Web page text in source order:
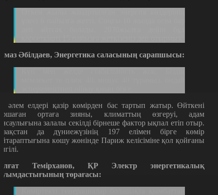
Әбілдаев, Энергетика саласының сарапшысы:
әлем елдері қазір көмірден бас тартып жатыр. Өйткені
ортаға зияны, климаттың өзгеруі, адам
залалы секілді бірнеше фактор ықпал етіп отыр.
да дүниежүзінің 197 елімен бірге көмір
көшу жөнінде Париж келісіміне қол қойғаны
Темірханов, ҚР Электр энергетикалық
төрағасы: